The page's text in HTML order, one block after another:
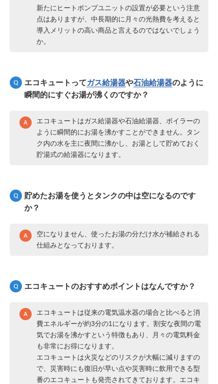
新たにヒートポンプユニットの設置が必要という注意
点はありますが、中長期的に月々の光熱費を考えると
導入メリットの高い商品と言えるのではないでしょう
か。
エコキュートってガス給湯器や石油給湯器のように
瞬間的にすぐお湯が沸くのですか？
エコキュートはガス給湯器や石油給湯器、ボイラーの
ように瞬間的にお湯を沸かすことができません。タン
ク内の水を主に夜間に沸かし、お湯として貯めておく
貯湯式の給湯器になります。
貯めたお湯を使うとタンクの中は空になるのです
か？
空になりません、使ったお湯の分だけ水が補給される
仕組みとなっております。
エコキュートのおすすめポイントはなんですか？
エコキュートは従来の電気温水器の場合と比べると消
費エネルギーが約3分の1になります。割安な夜間の電
気でお湯を沸かすという特徴もあり、月々の電気料金
も非常にお得になります。
エコキュートは火災などのリスクが大幅に減りますの
で、災害時にも復旧が早い点や災害時に飲用できる型
番のエコキュートも発売されてきております。エコキ